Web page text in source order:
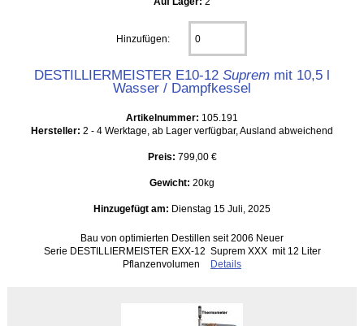
Hinzufügen:
DESTILLIERMEISTER E10-12 Suprem mit 10,5 l
Wasser / Dampfkessel
Artikelnummer: 105.191
Hersteller: 2 - 4 Werktage, ab Lager verfügbar, Ausland abweichend
Preis: 799,00 €
Gewicht: 20kg
Hinzugefügt am: Dienstag 15 Juli, 2025
Bau von optimierten Destillen seit 2006 Neuer
Serie DESTILLIERMEISTER EXX-12 Suprem XXX mit 12 Liter
Pflanzenvolumen
Details